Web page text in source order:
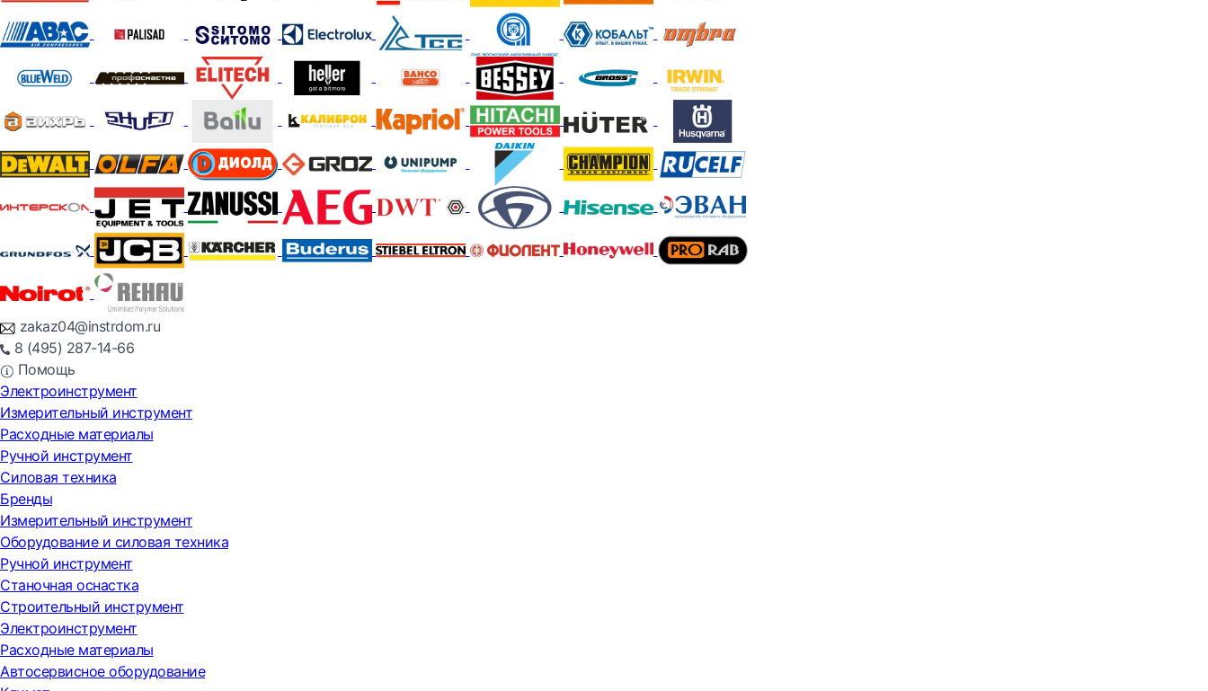
zakaz04@instrdom.ru
8 (495) 287-14-66
Помощь
Электроинструмент
Измерительный инструмент
Расходные материалы
Ручной инструмент
Силовая техника
Бренды
Измерительный инструмент
Оборудование и силовая техника
Ручной инструмент
Станочная оснастка
Строительный инструмент
Электроинструмент
Расходные материалы
Автосервисное оборудование